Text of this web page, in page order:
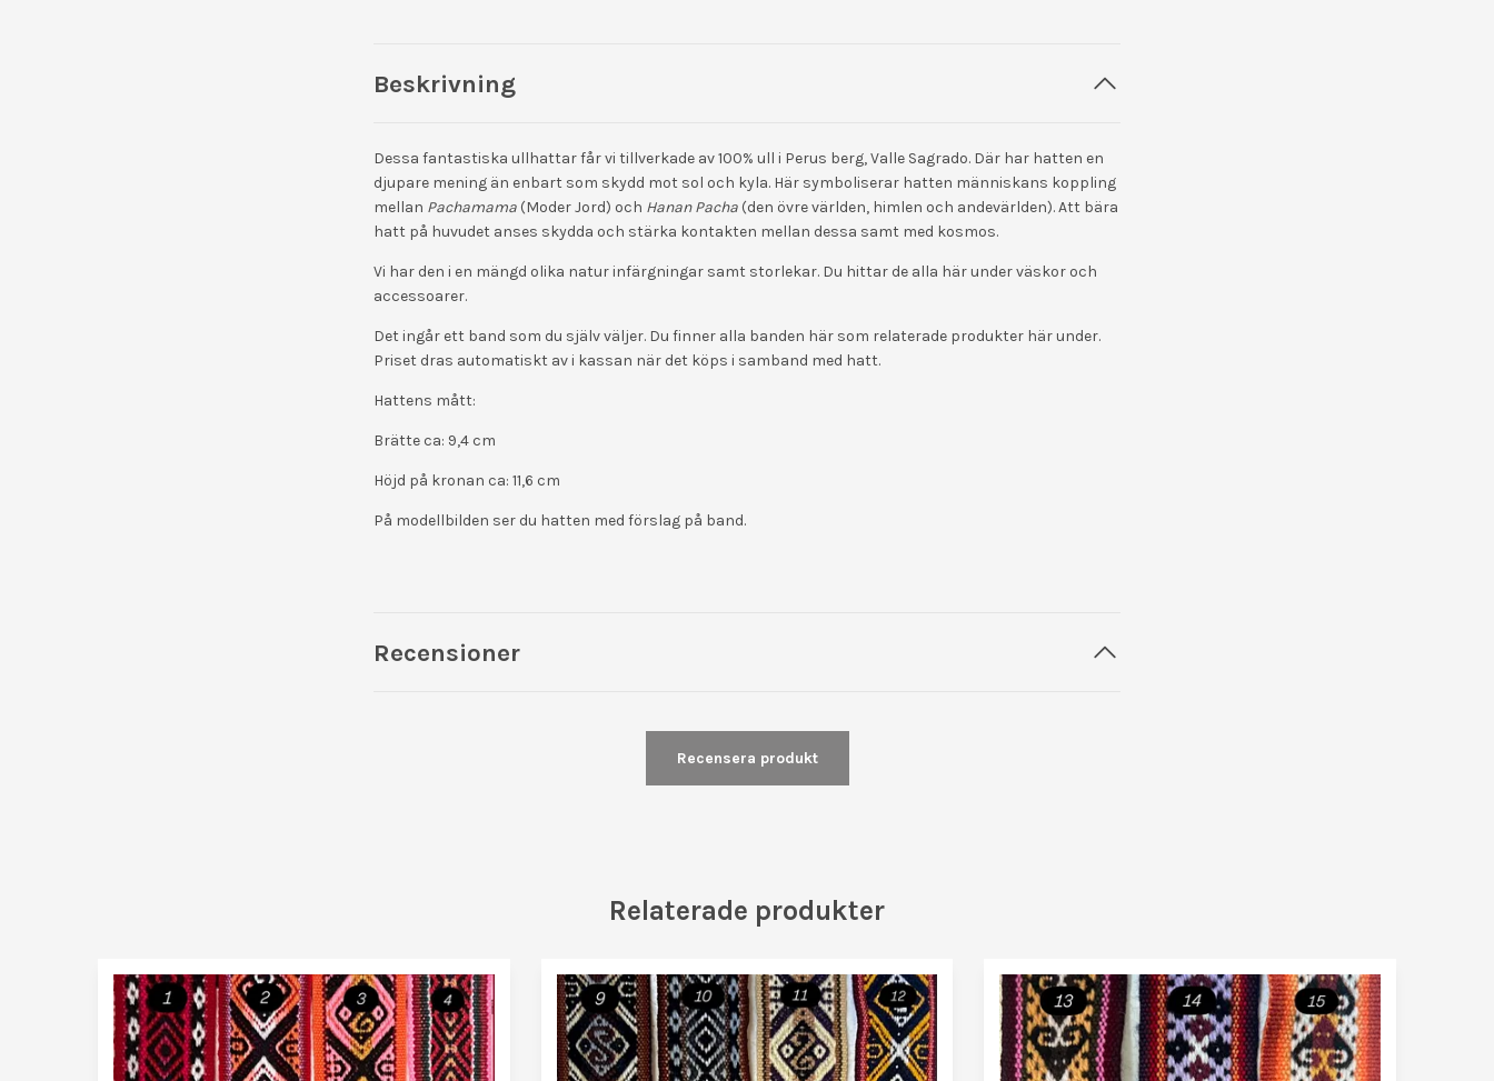
Beskrivning
Dessa fantastiska ullhattar får vi tillverkade av 100% ull i Perus berg, Valle Sagrado. Där har hatten en
djupare mening än enbart som skydd mot sol och kyla. Här symboliserar hatten människans koppling
mellan Pachamama (Moder Jord) och Hanan Pacha (den övre världen, himlen och andevärlden). Att bära
hatt på huvudet anses skydda och stärka kontakten mellan dessa samt med kosmos.
Vi har den i en mängd olika natur infärgningar samt storlekar. Du hittar de alla här under väskor och
accessoarer.
Det ingår ett band som du själv väljer. Du finner alla banden här som relaterade produkter här under.
Priset dras automatiskt av i kassan när det köps i samband med hatt.
Hattens mått:
Brätte ca: 9,4 cm
Höjd på kronan ca: 11,6 cm
På modellbilden ser du hatten med förslag på band.
Recensioner
Recensera produkt
Relaterade produkter